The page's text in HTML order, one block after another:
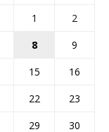
1
2
8
9
15
16
22
23
29
30